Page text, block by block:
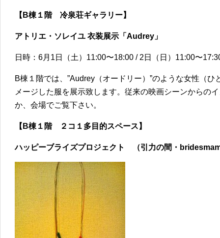
【B棟１階 冷泉荘ギャラリー】
アトリエ・ソレイユ 衣装展示「Audrey」
日時：6月1日（土）11:00〜18:00 / 2日（日）11:00〜
B棟１階では、”Audrey（オードリー）”のような女性（ひ
メージした服を展示致します。従来の映画シーンからの
か、会場でご覧下さい。
【B棟１階 ２コ１多目的スペース】
ハッピーブライズプロジェクト （引力の間・